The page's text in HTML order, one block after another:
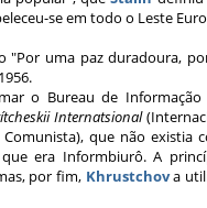
se em todo o Leste
"Por uma paz duradoura,
o Bureau de
Internatsional
que não existia
era Informbiurô. A
por fim, Khrustchova